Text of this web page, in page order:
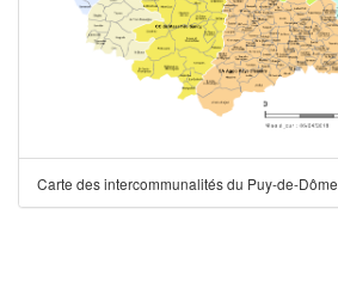
Carte des intercommunalités du Puy-de-Dôme